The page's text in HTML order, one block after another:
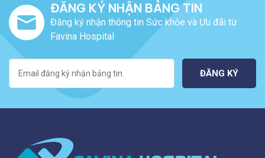
ĐĂNG KÝ NHẬN BẢNG TIN
Đăng ký nhận thông tin Sức khỏe và Ưu đãi từ
Favina Hospital
ĐĂNG KÝ